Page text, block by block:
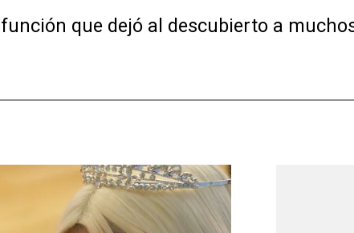
que dejó al descubierto a